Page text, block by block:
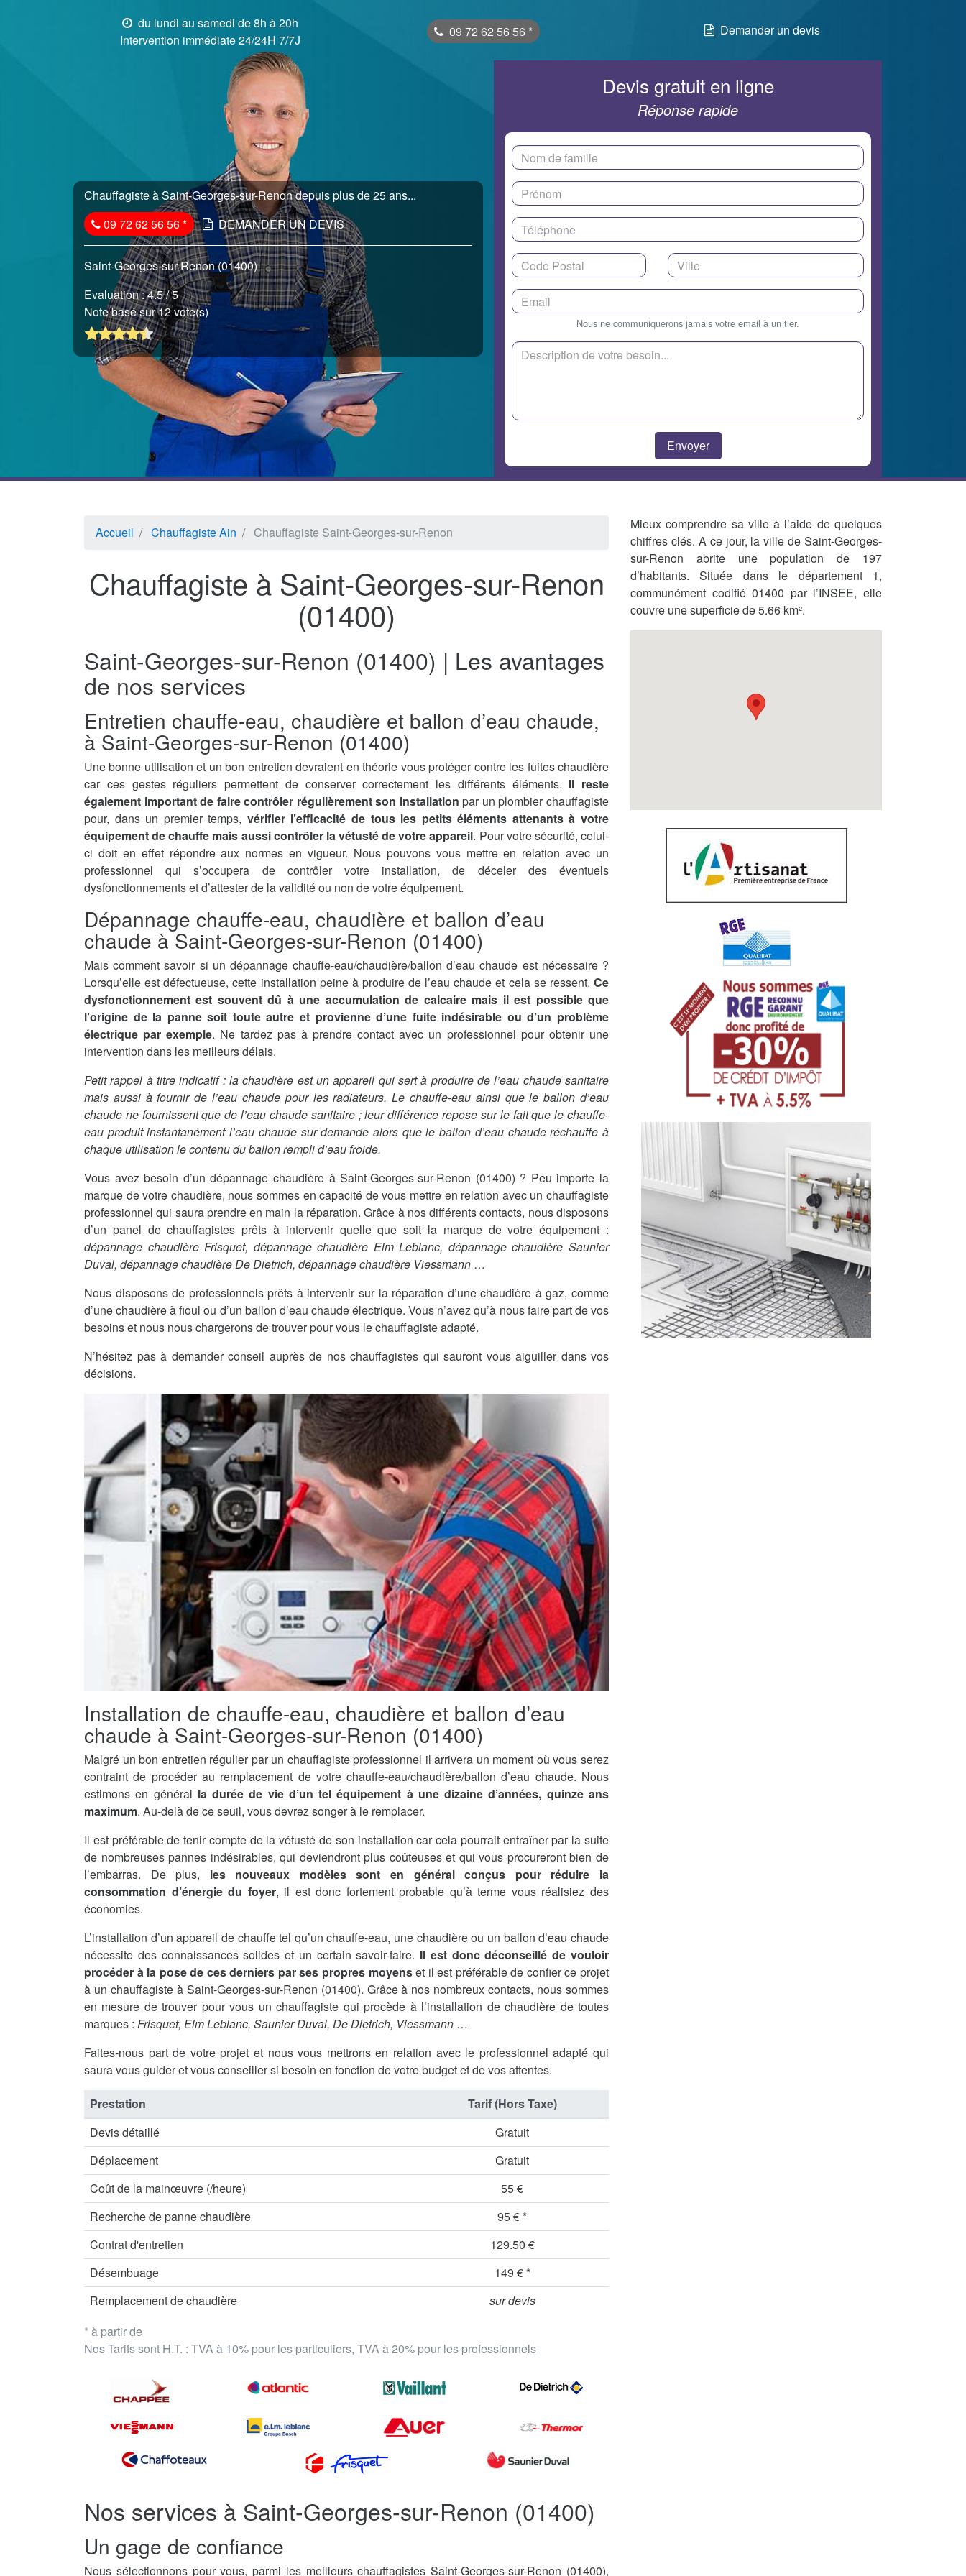
du lundi au samedi de 8h à 20h
Intervention immédiate 24/24H 7/7J
09 72 62 56 56 * Demander un devis
Chauffagiste à Saint-Georges-sur-Renon depuis plus de 25 ans...
09 72 62 56 56* DEMANDER UN DEVIS
Saint-Georges-sur-Renon (01400)
Evaluation :4.5/ 5
Note basé sur 12 vote(s)
Devis gratuit en ligne
Réponse rapide
Nous ne communiquerons jamais votre email à un tier.
Accueil Chauffagiste Ain Chauffagiste Saint-Georges-sur-Renon
Chauffagiste à Saint-Georges-sur-Renon
(01400)
Saint-Georges-sur-Renon (01400) | Les avantages
de nos services
Entretien chauffe-eau, chaudière et ballon d’eau chaude,
à Saint-Georges-sur-Renon (01400)
Une bonne utilisation et un bon entretien devraient en théorie vous protéger contre les fuites chaudière
car ces gestes réguliers permettent de conserver correctement les différents éléments. Il reste
également important de faire contrôler régulièrement son installation par un plombier chauffagiste
pour, dans un premier temps, vérifier l’efficacité de tous les petits éléments attenants à votre
équipement de chauffe mais aussi contrôler la vétusté de votre appareil. Pour votre sécurité, celui-
ci doit en effet répondre aux normes en vigueur. Nous pouvons vous mettre en relation avec un
professionnel qui s’occupera de contrôler votre installation, de déceler des éventuels
dysfonctionnements et d’attester de la validité ou non de votre équipement.
Dépannage chauffe-eau, chaudière et ballon d’eau
chaude à Saint-Georges-sur-Renon (01400)
Mais comment savoir si un dépannage chauffe-eau/chaudière/ballon d’eau chaude est nécessaire ?
Lorsqu’elle est défectueuse, cette installation peine à produire de l’eau chaude et cela se ressent. Ce
dysfonctionnement est souvent dû à une accumulation de calcaire mais il est possible que
l’origine de la panne soit toute autre et provienne d’une fuite indésirable ou d’un problème
électrique par exemple. Ne tardez pas à prendre contact avec un professionnel pour obtenir une
intervention dans les meilleurs délais.
Petit rappel à titre indicatif : la chaudière est un appareil qui sert à produire de l’eau chaude sanitaire
mais aussi à fournir de l’eau chaude pour les radiateurs. Le chauffe-eau ainsi que le ballon d’eau
chaude ne fournissent que de l’eau chaude sanitaire ; leur différence repose sur le fait que le chauffe-
eau produit instantanément l’eau chaude sur demande alors que le ballon d’eau chaude réchauffe à
chaque utilisation le contenu du ballon rempli d’eau froide.
Vous avez besoin d’un dépannage chaudière à Saint-Georges-sur-Renon (01400) ? Peu importe la
marque de votre chaudière, nous sommes en capacité de vous mettre en relation avec un chauffagiste
professionnel qui saura prendre en main la réparation. Grâce à nos différents contacts, nous disposons
d’un panel de chauffagistes prêts à intervenir quelle que soit la marque de votre équipement :
dépannage chaudière Frisquet, dépannage chaudière Elm Leblanc, dépannage chaudière Saunier
Duval, dépannage chaudière De Dietrich, dépannage chaudière Viessmann …
Nous disposons de professionnels prêts à intervenir sur la réparation d’une chaudière à gaz, comme
d’une chaudière à fioul ou d’un ballon d’eau chaude électrique. Vous n’avez qu’à nous faire part de vos
besoins et nous nous chargerons de trouver pour vous le chauffagiste adapté.
N’hésitez pas à demander conseil auprès de nos chauffagistes qui sauront vous aiguiller dans vos
décisions.
Installation de chauffe-eau, chaudière et ballon d’eau
chaude à Saint-Georges-sur-Renon (01400)
Malgré un bon entretien régulier par un chauffagiste professionnel il arrivera un moment où vous serez
contraint de procéder au remplacement de votre chauffe-eau/chaudière/ballon d’eau chaude. Nous
estimons en général la durée de vie d’un tel équipement à une dizaine d’années, quinze ans
maximum. Au-delà de ce seuil, vous devrez songer à le remplacer.
Il est préférable de tenir compte de la vétusté de son installation car cela pourrait entraîner par la suite
de nombreuses pannes indésirables, qui deviendront plus coûteuses et qui vous procureront bien de
l’embarras. De plus, les nouveaux modèles sont en général conçus pour réduire la
consommation d’énergie du foyer, il est donc fortement probable qu’à terme vous réalisiez des
économies.
L’installation d’un appareil de chauffe tel qu’un chauffe-eau, une chaudière ou un ballon d’eau chaude
nécessite des connaissances solides et un certain savoir-faire. Il est donc déconseillé de vouloir
procéder à la pose de ces derniers par ses propres moyenset il est préférable de confier ce projet
à un chauffagiste à Saint-Georges-sur-Renon (01400). Grâce à nos nombreux contacts, nous sommes
en mesure de trouver pour vous un chauffagiste qui procède à l’installation de chaudière de toutes
marques : Frisquet, Elm Leblanc, Saunier Duval, De Dietrich, Viessmann …
Faites-nous part de votre projet et nous vous mettrons en relation avec le professionnel adapté qui
saura vous guider et vous conseiller si besoin en fonction de votre budget et de vos attentes.
* à partir de
Nos Tarifs sont H.T. : TVA à 10% pour les particuliers, TVA à 20% pour les professionnels
Prestation
Tarif (Hors Taxe)
Devis détaillé
Gratuit
Déplacement
Gratuit
Coût de la mainœuvre (/heure)
55 €
Recherche de panne chaudière
95 € *
Contrat d'entretien
129.50 €
Désembuage
149 € *
Remplacement de chaudière
sur devis
Nos services à Saint-Georges-sur-Renon (01400)
Un gage de confiance
Nous sélectionnons pour vous, parmi les meilleurs chauffagistes Saint-Georges-sur-Renon (01400),
Mieux comprendre sa ville à l’aide de quelques
chiffres clés. A ce jour, la ville de Saint-Georges-
sur-Renon abrite une population de 197
d’habitants. Située dans le département 1,
communément codifié 01400 par l’INSEE, elle
couvre une superficie de 5.66 km².